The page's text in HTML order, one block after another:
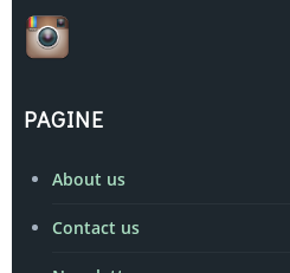
PAGINE
About us
Contact us